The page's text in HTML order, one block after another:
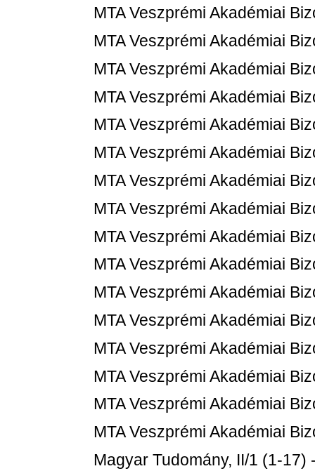
MTA Veszprémi Akadémiai
MTA Veszprémi Akadémiai
MTA Veszprémi Akadémiai
MTA Veszprémi Akadémiai
MTA Veszprémi Akadémiai
MTA Veszprémi Akadémiai
MTA Veszprémi Akadémiai
MTA Veszprémi Akadémiai
MTA Veszprémi Akadémiai
MTA Veszprémi Akadémiai
MTA Veszprémi Akadémiai
MTA Veszprémi Akadémiai
MTA Veszprémi Akadémiai
MTA Veszprémi Akadémiai
MTA Veszprémi Akadémiai
MTA Veszprémi Akadémiai
Magyar Tudomány, II/1 (1-17)